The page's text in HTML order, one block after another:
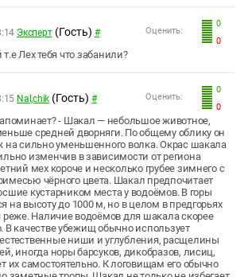
0
0
Оценить:
Эксперт (Гость) #
т.е Лех тебя что забанили?
0
0
Оценить:
Nal,chik (Гость) #
- Шакал — небольшое животное,
средней дворняги. По общему облику он
на сильно уменьшенного волка. Окрас шакала
изменчив в зависимости от региона
мех короче и несколько грубее зимнего с
чёрного цвета. Шакал предпочитает
кустарником места у водоёмов. В горы
на высоту до 1000 м, но в целом в предгорьях
реже. Наличие водоёмов для шакала скорее
В качестве убежищ обычно использует
ниши и углубления, расщелины
иногда норы барсуков, дикобразов, лисиц,
их самостоятельно. К логовищам его обычно